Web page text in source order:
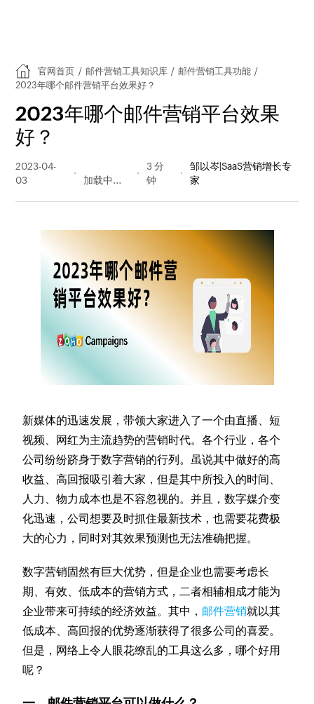
官网首页 / 邮件营销工具知识库 / 邮件营销工具功能 /
2023年哪个邮件营销平台效果好？
2023年哪个邮件营销平台效果
好？
2023-04-
03
量
3 分
钟
邹以岑|SaaS营销增长专
家
新媒体的迅速发展，带领大家进入了一个由直播、短
视频、网红为主流趋势的营销时代。各个行业，各个
公司纷纷跻身于数字营销的行列。虽说其中做好的高
收益、高回报吸引着大家，但是其中所投入的时间、
人力、物力成本也是不容忽视的。并且，数字媒介变
化迅速，公司想要及时抓住最新技术，也需要花费极
大的心力，同时对其效果预测也无法准确把握。
数字营销固然有巨大优势，但是企业也需要考虑长
期、有效、低成本的营销方式，二者相辅相成才能为
企业带来可持续的经济效益。其中， 邮件营销就以其
低成本、高回报的优势逐渐获得了很多公司的喜爱。
但是，网络上令人眼花缭乱的工具这么多，哪个好用
呢？